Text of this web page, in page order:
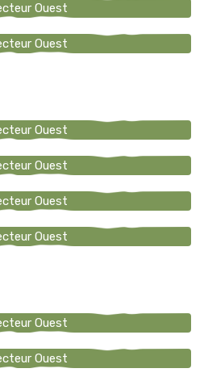
Ouest
Ouest
Ouest
Ouest
Ouest
Ouest
Ouest
Ouest